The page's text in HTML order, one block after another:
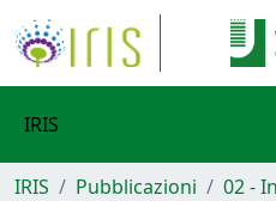
IRIS
IRIS Pubblicazioni 02 -